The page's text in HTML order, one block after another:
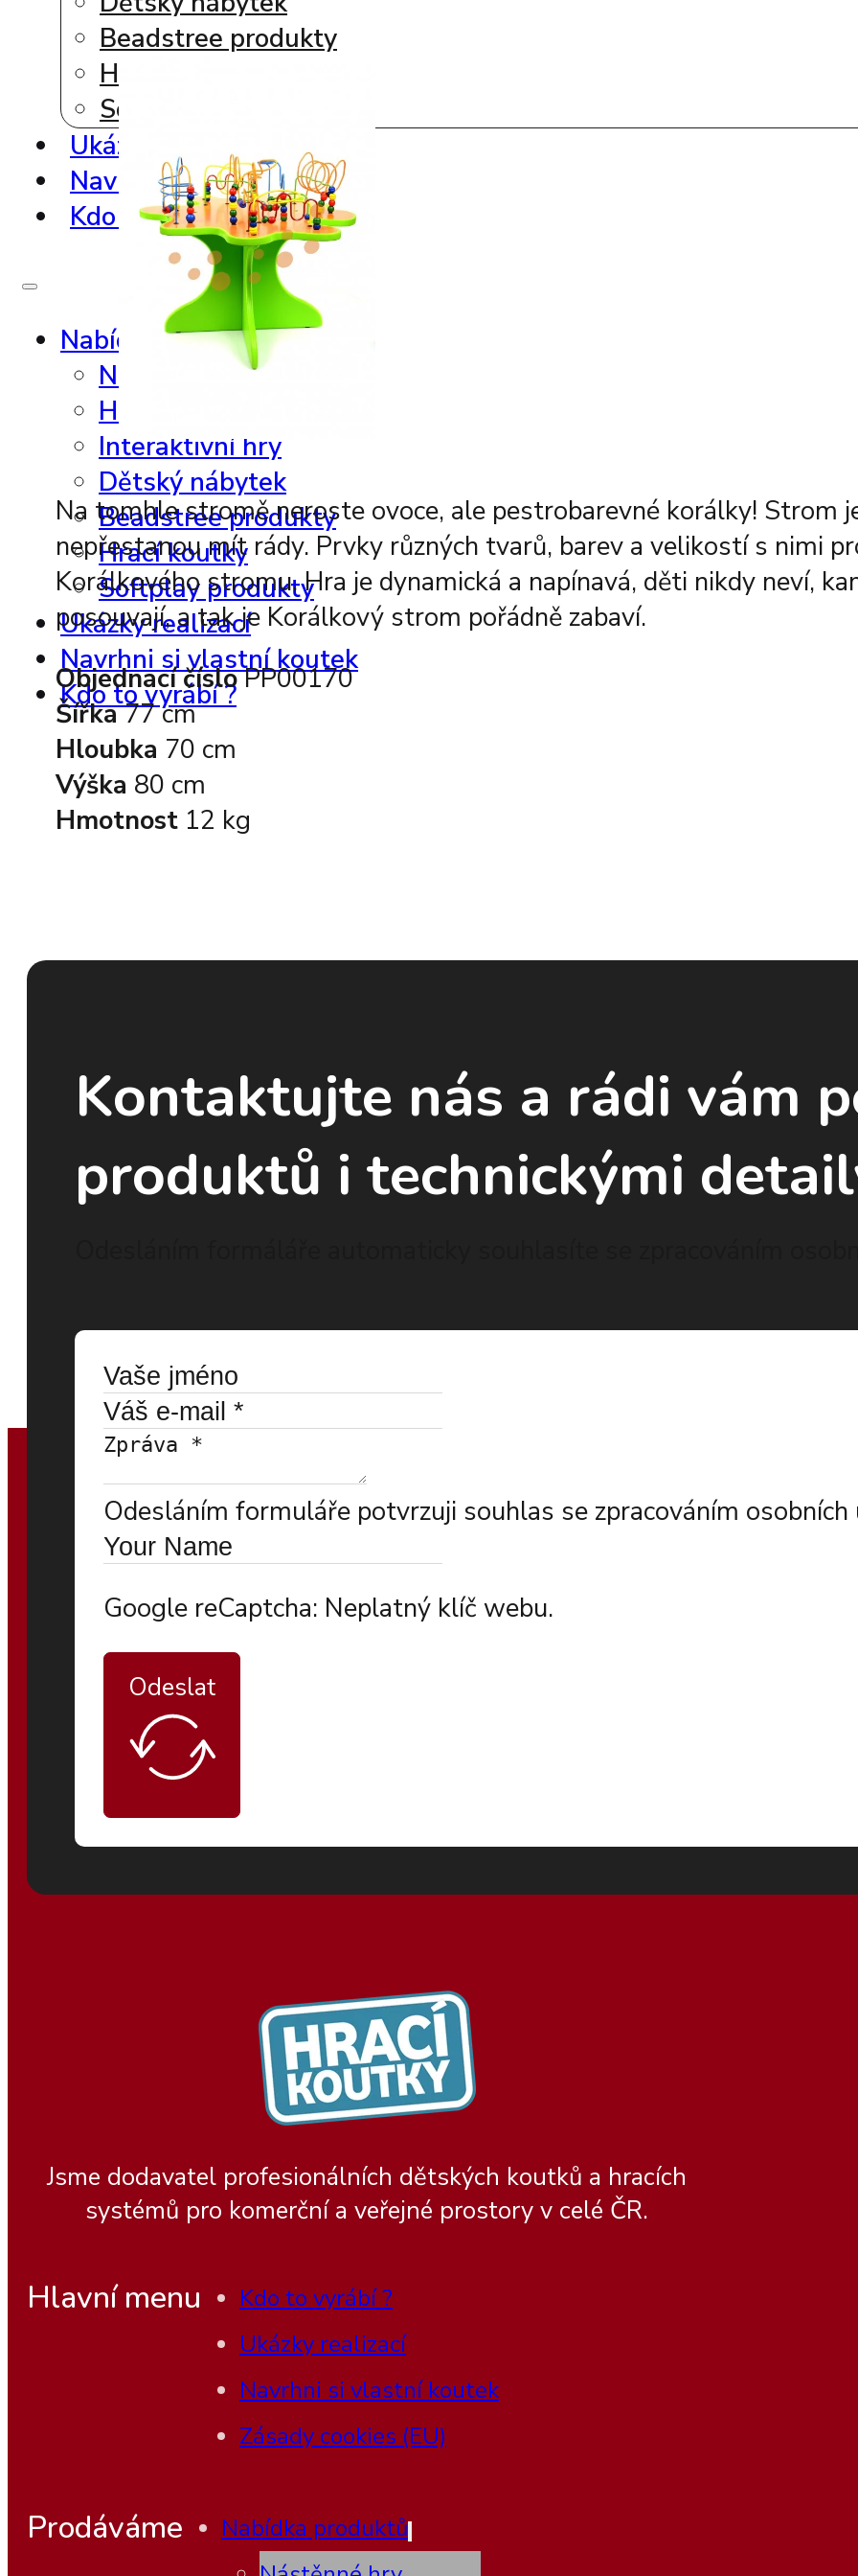
Beadstree produkty
Hrací koutky
Softplay produkty
Ukázky realizací
Navrhni si vlastní koutek
Kdo to vyrábí ?
Nabídka produktů
Nástěnné hry
Hrací sestavy
Interaktivní hry
Dětský nábytek
Beadstree produkty
Hrací koutky
Softplay produkty
Ukázky realizací
Navrhni si vlastní koutek
Kdo to vyrábí ?
Na tomhle stromě neroste ovoce, ale pestrobarevné korálky! Strom
nepřestanou mít rády. Prvky různých tvarů, barev a velikostí s nimi
Korálkového stromu. Hra je dynamická a napínavá, děti nikdy neví,
posouvají, a tak je Korálkový strom pořádně zabaví.
Objednací čísloPP00170
Šířka77 cm
Hloubka 70 cm
Výška 80 cm
Hmotnost 12 kg
Kontaktujte nás a rádi vám
produktů i technickými
Odesláním formuláře potvrzuji souhlas se zpracováním osobních
Google reCaptcha: Neplatný klíč webu.
Odeslat
Jsme dodavatel profesionálních dětských koutků a hracích
systémů pro komerční a veřejné prostory v celé ČR.
Hlavní menu
Kdo to vyrábí ?
Ukázky realizací
Navrhni si vlastní koutek
Zásady cookies (EU)
Prodáváme
Nabídka produktů